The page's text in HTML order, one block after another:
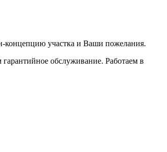
концепцию участка и Ваши пожелания.
обслуживание. Работаем в